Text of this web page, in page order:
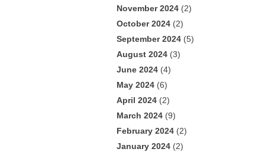
November 2024 (2)
October 2024 (2)
September 2024 (5)
August 2024 (3)
June 2024 (4)
May 2024 (6)
April 2024 (2)
March 2024 (9)
February 2024 (2)
January 2024 (2)